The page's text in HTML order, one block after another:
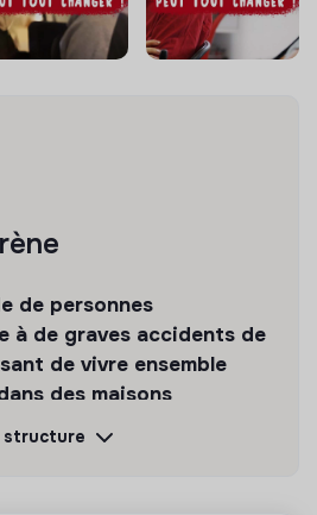
de personnes
à de graves accidents de
de vivre ensemble
des maisons
dans la vie du
structure